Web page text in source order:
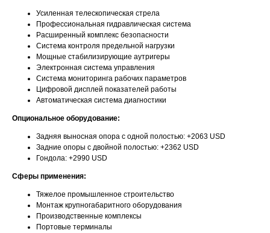
Усиленная телескопическая стрела
Профессиональная гидравлическая система
Расширенный комплекс безопасности
Система контроля предельной нагрузки
Мощные стабилизирующие аутригеры
Электронная система управления
Система мониторинга рабочих параметров
Цифровой дисплей показателей работы
Автоматическая система диагностики
Опциональное оборудование:
Задняя выносная опора с одной полостью: +2063 USD
Задние опоры с двойной полостью: +2362 USD
Гондола: +2990 USD
Сферы применения:
Тяжелое промышленное строительство
Монтаж крупногабаритного оборудования
Производственные комплексы
Портовые терминалы